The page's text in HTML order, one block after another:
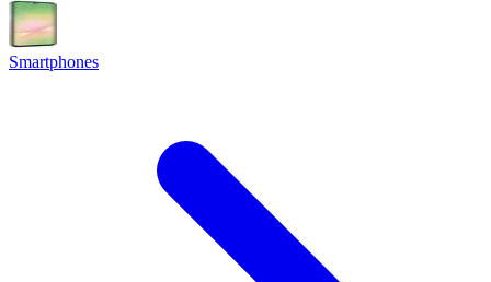
Smartphones